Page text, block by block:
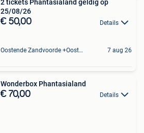
2 tickets Phantasialand geldig op
25/08/26
€ 50,00 Details
Oostende Zandvoorde +Oostende 7 aug 26
Wonderbox Phantasialand
€ 70,00 Details